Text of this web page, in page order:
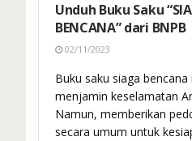
Unduh Buku Saku
BENCANA” dari BNPB
02/11/2023
Buku saku siaga bencana
menjamin keselamatan
Namun, memberikan
secara umum untuk